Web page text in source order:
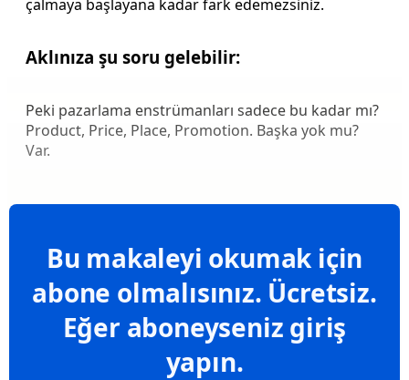
çalmaya başlayana kadar fark edemezsiniz.
Aklınıza şu soru gelebilir:
Peki pazarlama enstrümanları sadece bu kadar mı?
Product, Price, Place, Promotion. Başka yok mu?
Var.
Bu makaleyi okumak için
abone olmalısınız. Ücretsiz.
Eğer aboneyseniz giriş
yapın.